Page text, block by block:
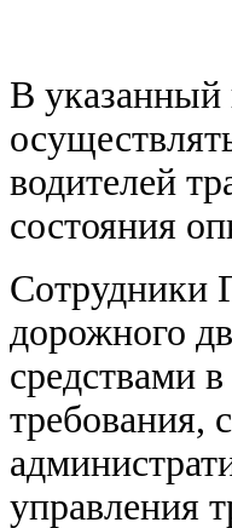
В указанный
водителей
состояния
Сотрудники
дорожного
средствами
требования,
управления